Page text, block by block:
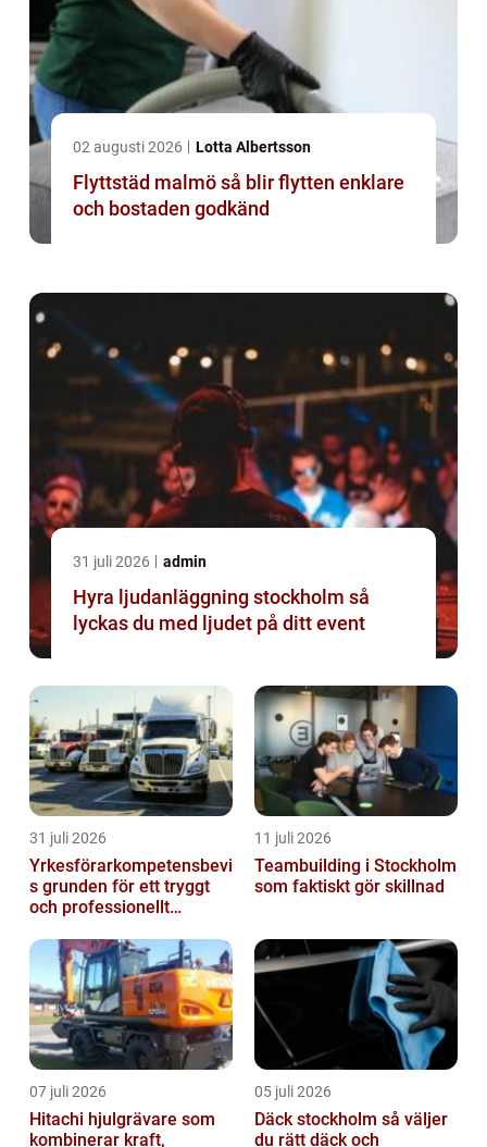
02 augusti 2026 Lotta Albertsson
Flyttstäd malmö så blir flytten enklare
och bostaden godkänd
31 juli 2026 admin
Hyra ljudanläggning stockholm så
lyckas du med ljudet på ditt event
31 juli 2026
Yrkesförarkompetensbevi
s grunden för ett tryggt
och professionellt
11 juli 2026
Teambuilding i Stockholm
som faktiskt gör skillnad
07 juli 2026
Hitachi hjulgrävare som
kombinerar kraft,
05 juli 2026
Däck stockholm så väljer
du rätt däck och